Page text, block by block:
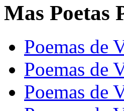
Mas Poetas
Poemas de
Poemas de
Poemas de